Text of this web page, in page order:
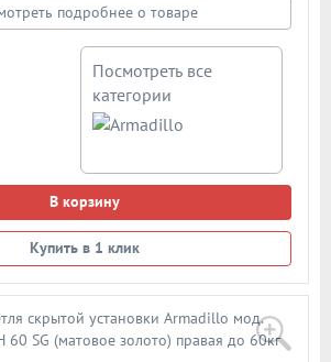
описании представлена схема и
подробнее о товаре
Посмотреть все
категории
В корзину
Купить в 1 клик